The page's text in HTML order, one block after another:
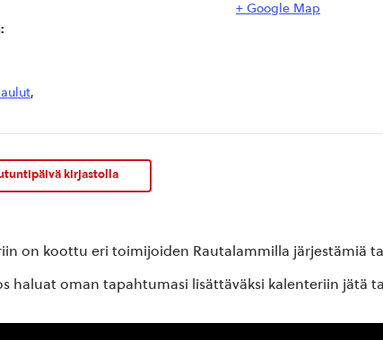
,
+ Google Map
kirjastolla
on koottu eri toimijoiden Rautalammilla järjestämiä
haluat oman tapahtumasi lisättäväksi kalenteriin jätä